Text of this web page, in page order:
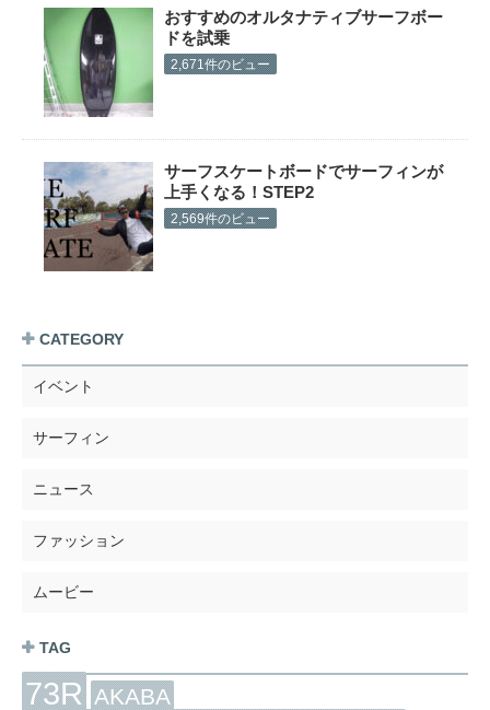
おすすめのオルタナティブサーフボー
ドを試乗
2,671件のビュー
サーフスケートボードでサーフィンが
上手くなる！STEP2
2,569件のビュー
CATEGORY
イベント
サーフィン
ニュース
ファッション
ムービー
TAG
73R AKABA